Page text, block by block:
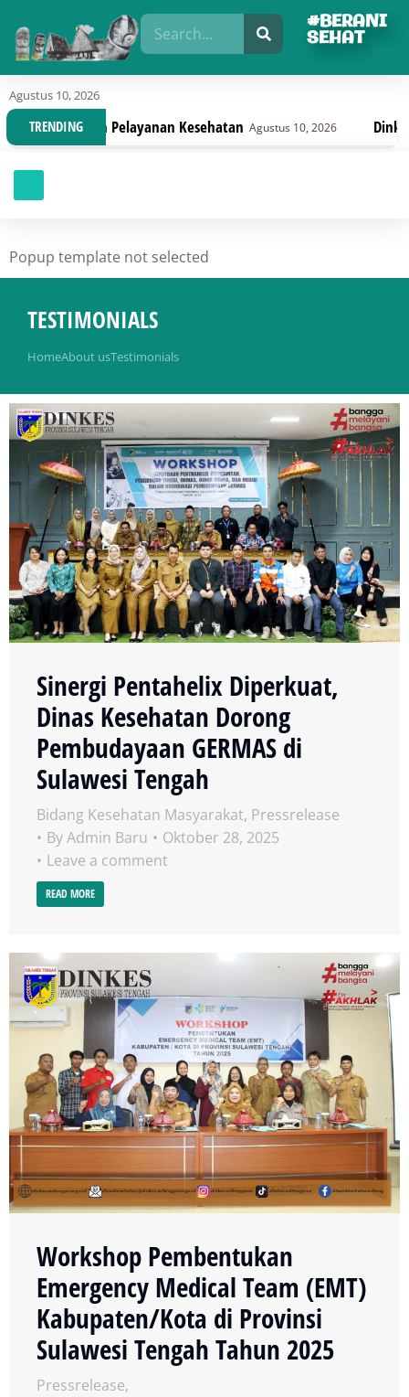
#BERANI
SEHAT
Agustus 10, 2026
TRENDINGKesehatan Agustus 10, 2026 Dinkes Sulteng Bahas
Popup template not selected
TESTIMONIALS
You are here:
HomeAbout usTestimonials
Sinergi Pentahelix Diperkuat,
Dinas Kesehatan Dorong
Pembudayaan GERMAS di
Sulawesi Tengah
Bidang Kesehatan Masyarakat, Pressrelease
ByAdmin Baru
Oktober 28, 2025
Leave a comment
READ MORE
Workshop Pembentukan
Emergency Medical Team (EMT)
Kabupaten/Kota di Provinsi
Sulawesi Tengah Tahun 2025
Pressrelease,